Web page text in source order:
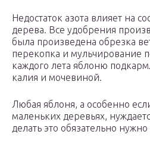
Недостаток азота влияет на
дерева. Все удобрения
была произведена обрезка
перекопка и мульчирование
каждого лета яблоню
калия и мочевиной.
Любая яблоня, а особенно
маленьких деревьях,
делать это обязательно